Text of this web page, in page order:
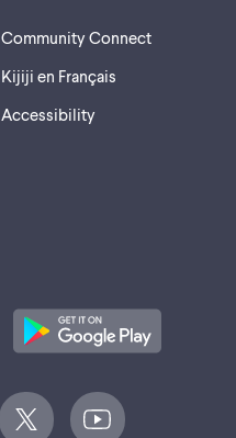
Community Connect
Kijiji en Français
Accessibility